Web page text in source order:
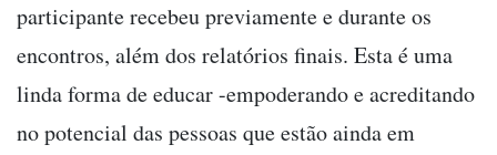
participante recebeu previamente e durante os
encontros, além dos relatórios finais. Esta é uma
linda forma de educar -empoderando e acreditando
no potencial das pessoas que estão ainda em